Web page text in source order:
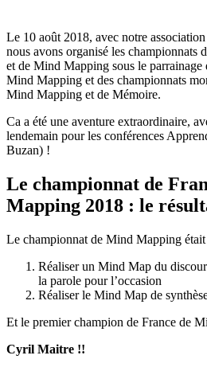
Le 10 août 2018, avec notre association
nous avons organisé les championnats
et de Mind Mapping sous le parrainage
Mind Mapping et des championnats
Mind Mapping et de Mémoire.
Ca a été une aventure extraordinaire,
lendemain pour les conférences
Buzan) !
Le championnat de
Mapping 2018 : le
Le championnat de Mind Mapping était
Réaliser un Mind Map du
la parole pour l’occasion
Réaliser le Mind Map de
Et le premier champion de France de
Cyril Maitre !!